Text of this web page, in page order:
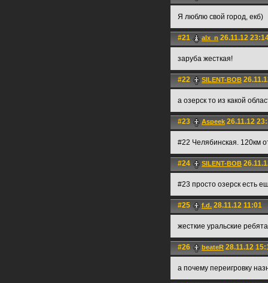
Я люблю свой город, екб)
#21 alx_n 26.11.12
заруба жесткая!
#22 SILENT-BOB
а озерск то из какой
#23 Aspeek 26.11.12
#22 Челябинская. 120км
#24 SILENT-BOB
#23 просто озерск есть
#25 f.d. 28.11.12 11:01
жесткие уральские
#26 beateR 28.11.12
а почему переигровку